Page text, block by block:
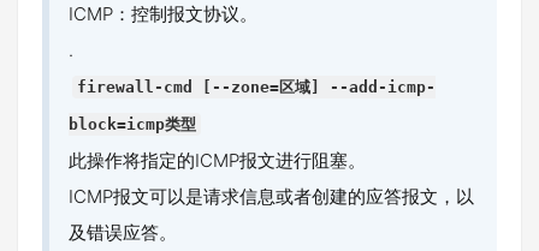
ICMP：控制报文协议。
.
firewall-cmd [--zone=区域] --add-icmp-
block=icmp类型
此操作将指定的ICMP报文进行阻塞。
ICMP报文可以是请求信息或者创建的应答报文，以
及错误应答。